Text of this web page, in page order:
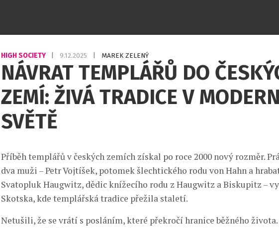
HIGH SOCIETY 9.12.2025 MAREK ZELENÝ
NÁVRAT TEMPLÁŘŮ DO
ZEMÍ: ŽIVÁ TRADICE V
SVĚTĚ
Příběh templářů v českých zemích získal po roce 2000 nový rozměr.
dva muži – Petr Vojtíšek, potomek šlechtického rodu von Hahn a
Svatopluk Haugwitz, dědic knížecího rodu z Haugwitz a Biskupitz –
Skotska, kde templářská tradice přežila staletí.
Netušili, že se vrátí s posláním, které překročí hranice běžného života.